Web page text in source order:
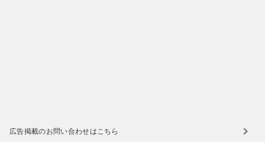
広告掲載のお問い合わせはこちら